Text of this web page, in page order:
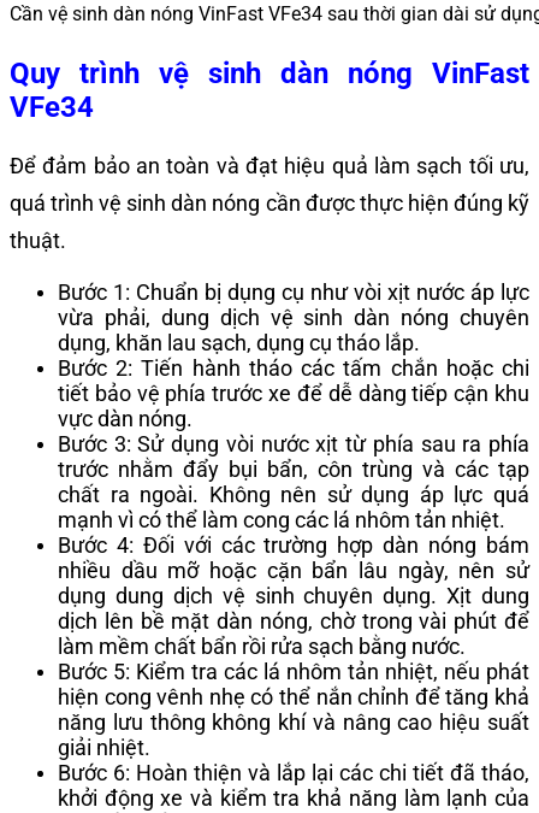
Cần vệ sinh dàn nóng VinFast VFe34 sau thời gian dài sử
Quy trình vệ sinh dàn nóng VinFast
VFe34
Để đảm bảo an toàn và đạt hiệu quả làm sạch tối ưu,
quá trình vệ sinh dàn nóng cần được thực hiện đúng kỹ
thuật.
Bước 1: Chuẩn bị dụng cụ như vòi xịt nước áp lực
vừa phải, dung dịch vệ sinh dàn nóng chuyên
dụng, khăn lau sạch, dụng cụ tháo lắp.
Bước 2: Tiến hành tháo các tấm chắn hoặc chi
tiết bảo vệ phía trước xe để dễ dàng tiếp cận khu
vực dàn nóng.
Bước 3: Sử dụng vòi nước xịt từ phía sau ra phía
trước nhằm đẩy bụi bẩn, côn trùng và các tạp
chất ra ngoài. Không nên sử dụng áp lực quá
mạnh vì có thể làm cong các lá nhôm tản nhiệt.
Bước 4: Đối với các trường hợp dàn nóng bám
nhiều dầu mỡ hoặc cặn bẩn lâu ngày, nên sử
dụng dung dịch vệ sinh chuyên dụng. Xịt dung
dịch lên bề mặt dàn nóng, chờ trong vài phút để
làm mềm chất bẩn rồi rửa sạch bằng nước.
Bước 5: Kiểm tra các lá nhôm tản nhiệt, nếu phát
hiện cong vênh nhẹ có thể nắn chỉnh để tăng khả
năng lưu thông không khí và nâng cao hiệu suất
giải nhiệt.
Bước 6: Hoàn thiện và lắp lại các chi tiết đã tháo,
khởi động xe và kiểm tra khả năng làm lạnh của